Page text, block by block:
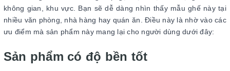
không gian, khu vực. Bạn sẽ dễ dàng nhìn thấy mẫu ghế này tại
nhiều văn phòng, nhà hàng hay quán ăn. Điều này là nhờ vào các
ưu điểm mà sản phẩm này mang lại cho người dùng dưới đây:
Sản phẩm có độ bền tốt